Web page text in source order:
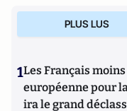
PLUS LUS
1Les Français
européenne pour
ira le grand